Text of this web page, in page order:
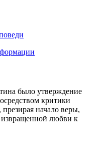
было утверждение
критики
начало веры,
извращенной любви к